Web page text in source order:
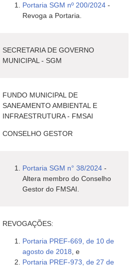
Portaria SGM nº 200/2024 -
Revoga a Portaria.
SECRETARIA DE GOVERNO
MUNICIPAL - SGM
FUNDO MUNICIPAL DE
SANEAMENTO AMBIENTAL E
INFRAESTRUTURA - FMSAI
CONSELHO GESTOR
Portaria SGM n° 38/2024 -
Altera membro do Conselho
Gestor do FMSAI.
REVOGAÇÕES:
Portaria PREF-669, de 10 de
agosto de 2018 , e
Portaria PREF-973, de 27 de